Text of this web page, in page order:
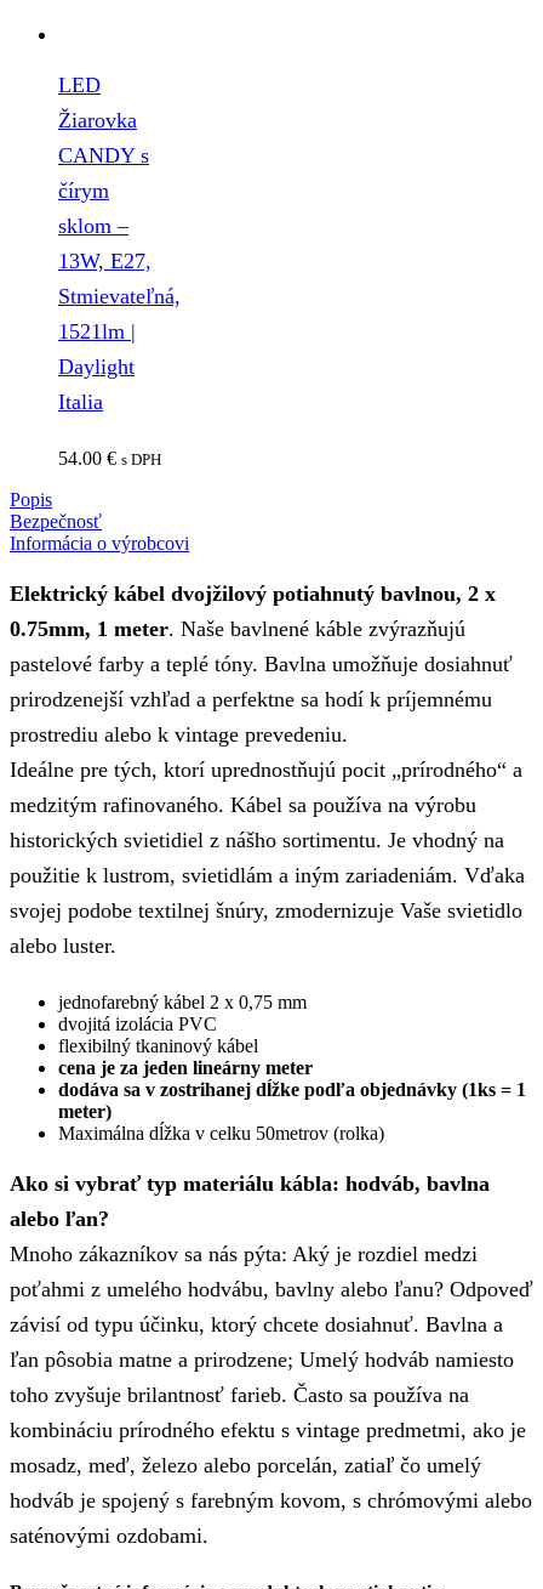
LED
Žiarovka
CANDY s
čírym
sklom –
13W, E27,
Stmievateľná,
1521lm |
Daylight
Italia
54.00 € s DPH
Popis
Bezpečnosť
Informácia o výrobcovi
Elektrický kábel dvojžilový potiahnutý bavlnou, 2 x
0.75mm, 1 meter. Naše bavlnené káble zvýrazňujú
pastelové farby a teplé tóny. Bavlna umožňuje dosiahnuť
prirodzenejší vzhľad a perfektne sa hodí k príjemnému
prostrediu alebo k vintage prevedeniu.
Ideálne pre tých, ktorí uprednostňujú pocit „prírodného“ a
medzitým rafinovaného. Kábel sa používa na výrobu
historických svietidiel z nášho sortimentu. Je vhodný na
použitie k lustrom, svietidlám a iným zariadeniám. Vďaka
svojej podobe textilnej šnúry, zmodernizuje Vaše svietidlo
alebo luster.
jednofarebný kábel 2 x 0,75 mm
dvojitá izolácia PVC
flexibilný tkaninový kábel
cena je za jeden lineárny meter
dodáva sa v zostrihanej dĺžke podľa objednávky (1ks = 1
meter)
Maximálna dĺžka v celku 50metrov (rolka)
Ako si vybrať typ materiálu kábla: hodváb, bavlna
alebo ľan?
Mnoho zákazníkov sa nás pýta: Aký je rozdiel medzi
poťahmi z umelého hodvábu, bavlny alebo ľanu? Odpoveď
závisí od typu účinku, ktorý chcete dosiahnuť. Bavlna a
ľan pôsobia matne a prirodzene; Umelý hodváb namiesto
toho zvyšuje brilantnosť farieb. Často sa používa na
kombináciu prírodného efektu s vintage predmetmi, ako je
mosadz, meď, železo alebo porcelán, zatiaľ čo umelý
hodváb je spojený s farebným kovom, s chrómovými alebo
saténovými ozdobami.